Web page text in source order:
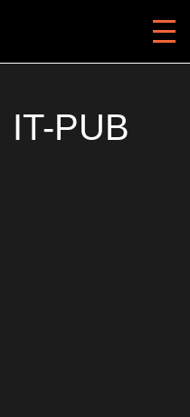
PUB